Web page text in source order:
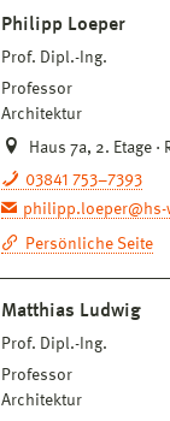
Philipp Loeper
Prof. Dipl.-Ing.
Professor
Architektur
Haus 7a, 2. Etage ·
03841 753–7393
philipp.loeper@hs-
Persönliche Seite
Matthias Ludwig
Prof. Dipl.-Ing.
Professor
Architektur